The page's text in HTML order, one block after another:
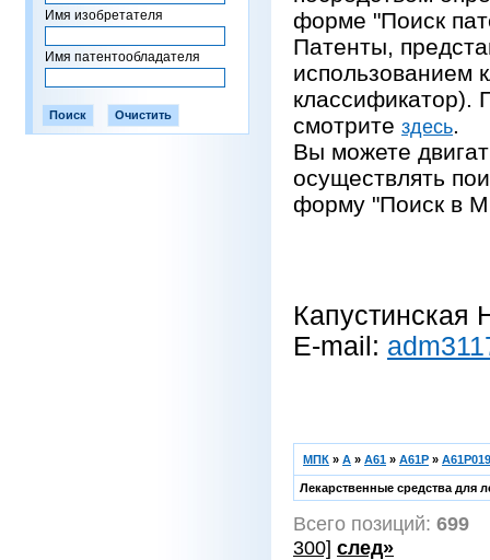
Имя изобретателя
Имя патентообладателя
форме "Поиск
Патенты,
использованием
классификатор).
смотрите здесь.
Вы можете
осуществлять
форму "Поиск в
Капустинская
E-mail:
МПК » A » A61 » A61P »
Лекарственные средства для
Всего позиций: 699
300] след»